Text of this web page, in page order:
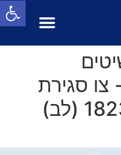
צו סגירת
פתח